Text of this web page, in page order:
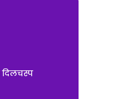
दिलचस्प